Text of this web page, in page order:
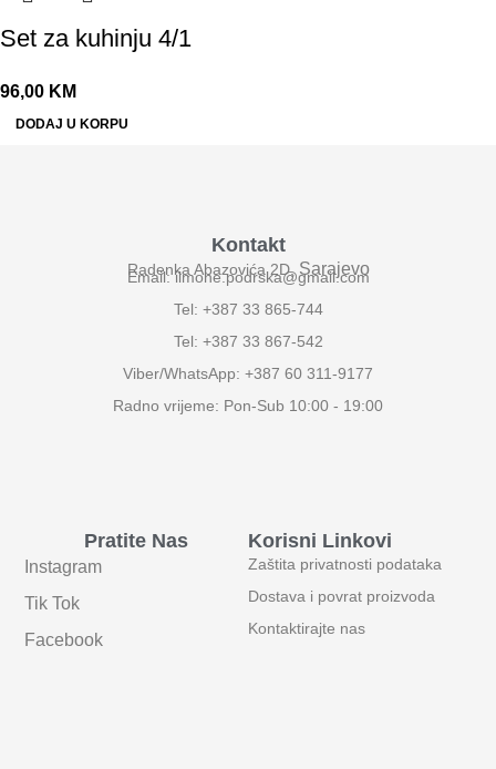
Set za kuhinju 4/1
96,00 KM
DODAJ U KORPU
Korisni Linkovi
Zaštita privatnosti podataka
Dostava i povrat proizvoda
Kontaktirajte nas
Pratite Nas
Instagram
Tik Tok
Facebook
Kontakt
Radenka Abazovića 2D,Sarajevo
Email: ilmone.podrska@gmail.com
Tel: +387 33 865-744
Tel: +387 33 867-542
Viber/WhatsApp: +387 60 311-9177
Radno vrijeme: Pon-Sub 10:00 - 19:00